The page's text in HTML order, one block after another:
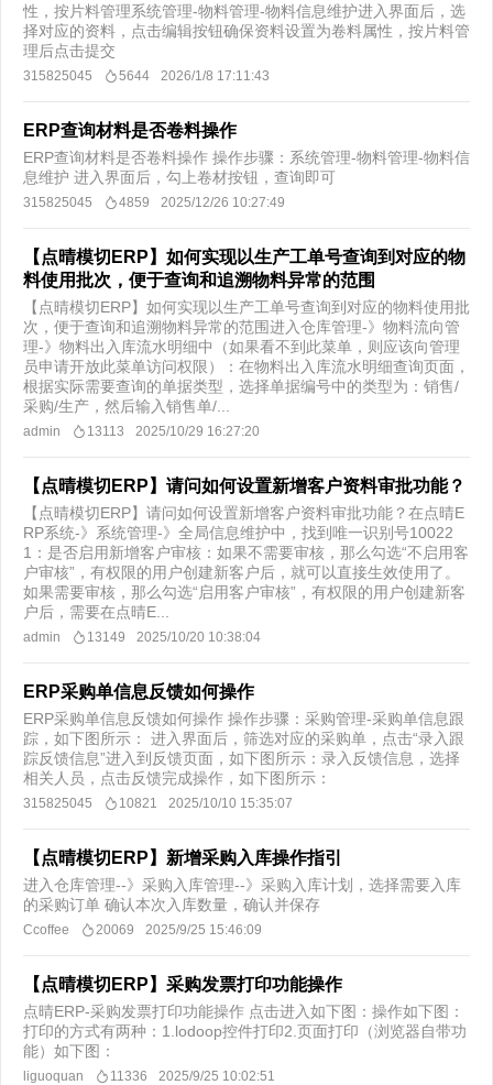
性，按片料管理系统管理-物料管理-物料信息维护进入界面后，选
择对应的资料，点击编辑按钮确保资料设置为卷料属性，按片料管
理后点击提交
315825045 5644 2026/1/8 17:11:43
ERP查询材料是否卷料操作
ERP查询材料是否卷料操作 操作步骤：系统管理-物料管理-物料信
息维护 进入界面后，勾上卷材按钮，查询即可
315825045 4859 2025/12/26 10:27:49
【点晴模切ERP】如何实现以生产工单号查询到对应的物
料使用批次，便于查询和追溯物料异常的范围
【点晴模切ERP】如何实现以生产工单号查询到对应的物料使用批
次，便于查询和追溯物料异常的范围进入仓库管理-》物料流向管
理-》物料出入库流水明细中（如果看不到此菜单，则应该向管理
员申请开放此菜单访问权限）：在物料出入库流水明细查询页面，
根据实际需要查询的单据类型，选择单据编号中的类型为：销售/
采购/生产，然后输入销售单/...
admin 13113 2025/10/29 16:27:20
【点晴模切ERP】请问如何设置新增客户资料审批功能？
【点晴模切ERP】请问如何设置新增客户资料审批功能？在点晴E
RP系统-》系统管理-》全局信息维护中，找到唯一识别号10022
1：是否启用新增客户审核：如果不需要审核，那么勾选“不启用客
户审核”，有权限的用户创建新客户后，就可以直接生效使用了。
如果需要审核，那么勾选“启用客户审核”，有权限的用户创建新客
户后，需要在点晴E...
admin 13149 2025/10/20 10:38:04
ERP采购单信息反馈如何操作
ERP采购单信息反馈如何操作 操作步骤：采购管理-采购单信息跟
踪，如下图所示： 进入界面后，筛选对应的采购单，点击“录入跟
踪反馈信息”进入到反馈页面，如下图所示：录入反馈信息，选择
相关人员，点击反馈完成操作，如下图所示：
315825045 10821 2025/10/10 15:35:07
【点晴模切ERP】新增采购入库操作指引
进入仓库管理--》采购入库管理--》采购入库计划，选择需要入库
的采购订单 确认本次入库数量，确认并保存
Ccoffee 20069 2025/9/25 15:46:09
【点晴模切ERP】采购发票打印功能操作
点晴ERP-采购发票打印功能操作 点击进入如下图：操作如下图：
打印的方式有两种：1.lodoop控件打印2.页面打印（浏览器自带功
能）如下图：
liguoquan 11336 2025/9/25 10:02:51